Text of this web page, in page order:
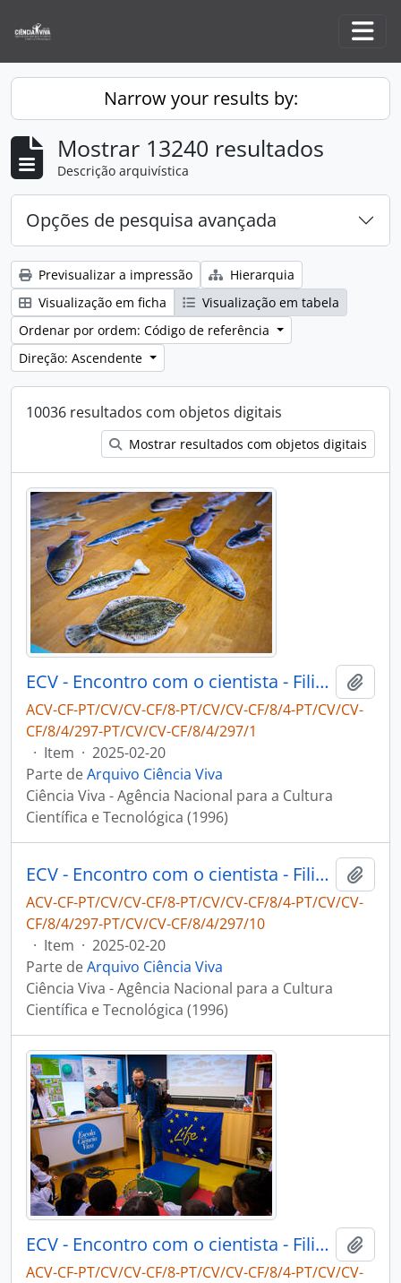
Narrow your results by:
Mostrar 13240 resultados
Descrição arquivística
Opções de pesquisa avançada
Previsualizar a impressão
Hierarquia
Visualização em ficha
Visualização em tabela
Ordenar por ordem: Código de referência
Direção: Ascendente
10036 resultados com objetos digitais
Mostrar resultados com objetos digitais
ECV - Encontro com o cientista - Filipe Ribeiro e Diogo Ribeiro
ACV-CF-PT/CV/CV-CF/8-PT/CV/CV-CF/8/4-PT/CV/CV-
CF/8/4/297-PT/CV/CV-CF/8/4/297/1
· Item · 2025-02-20
Parte deArquivo Ciência Viva
Ciência Viva - Agência Nacional para a Cultura
Científica e Tecnológica (1996)
ECV - Encontro com o cientista - Filipe Ribeiro e Diogo Ribeiro
ACV-CF-PT/CV/CV-CF/8-PT/CV/CV-CF/8/4-PT/CV/CV-
CF/8/4/297-PT/CV/CV-CF/8/4/297/10
· Item · 2025-02-20
Parte deArquivo Ciência Viva
Ciência Viva - Agência Nacional para a Cultura
Científica e Tecnológica (1996)
ECV - Encontro com o cientista - Filipe Ribeiro e Diogo Ribeiro
ACV-CF-PT/CV/CV-CF/8-PT/CV/CV-CF/8/4-PT/CV/CV-